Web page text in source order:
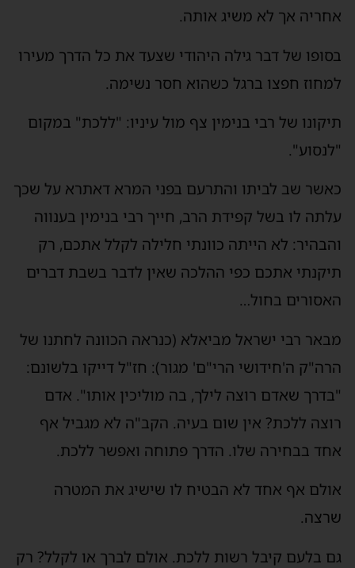
אחריה אך לא משיג אותה.
בסופו של דבר גילה היהודי שצעד את כל הדרך מעירו
למחוז חפצו ברגל כשהוא חסר נשימה.
תיקונו של רבי בנימין צף מול עיניו: "ללכת" במקום
"לנסוע".
כאשר שב לביתו והתרעם בפני המרא דאתרא על שכך
עלתה לו בשל קפידת הרב, חייך רבי בנימין בענווה
והבהיר: לא הייתה כוונתי חלילה לקלל אתכם, רק
תיקנתי אתכם כפי ההלכה שאין לדבר בשבת דברים
האסורים בחול…
מבאר רבי ישראל מביאלא (כנראה הכוונה לחתנו של
הרה"ק ה'חידושי הרי"ם' מגור): חז"ל דייקו בלשונם:
"בדרך שאדם רוצה לילך, בה מוליכין אותו". אדם
רוצה ללכת? אין שום בעיה. הקב"ה לא מגביל אף
אחד בבחירה שלו. הדרך פתוחה ואפשר ללכת.
אולם אף אחד לא הבטיח לו שישיג את המטרה
שרצה.
גם בלעם קיבל רשות ללכת. אולם לברך או לקלל? רק